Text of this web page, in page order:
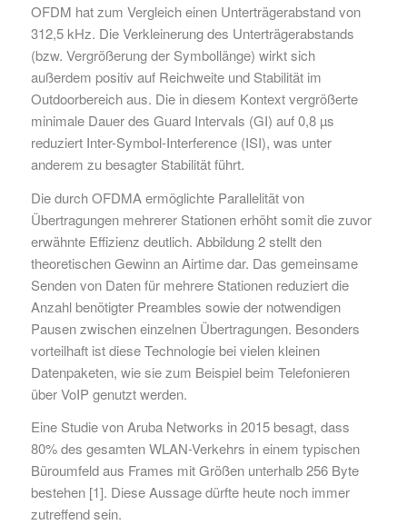
OFDM hat zum Vergleich einen Unterträgerabstand von
312,5 kHz. Die Verkleinerung des Unterträgerabstands
(bzw. Vergrößerung der Symbollänge) wirkt sich
außerdem positiv auf Reichweite und Stabilität im
Outdoorbereich aus. Die in diesem Kontext vergrößerte
minimale Dauer des Guard Intervals (GI) auf 0,8 µs
reduziert Inter-Symbol-Interference (ISI), was unter
anderem zu besagter Stabilität führt.
Die durch OFDMA ermöglichte Parallelität von
Übertragungen mehrerer Stationen erhöht somit die zuvor
erwähnte Effizienz deutlich. Abbildung 2 stellt den
theoretischen Gewinn an Airtime dar. Das gemeinsame
Senden von Daten für mehrere Stationen reduziert die
Anzahl benötigter Preambles sowie der notwendigen
Pausen zwischen einzelnen Übertragungen. Besonders
vorteilhaft ist diese Technologie bei vielen kleinen
Datenpaketen, wie sie zum Beispiel beim Telefonieren
über VoIP genutzt werden.
Eine Studie von Aruba Networks in 2015 besagt, dass
80% des gesamten WLAN-Verkehrs in einem typischen
Büroumfeld aus Frames mit Größen unterhalb 256 Byte
bestehen [1]. Diese Aussage dürfte heute noch immer
zutreffend sein.